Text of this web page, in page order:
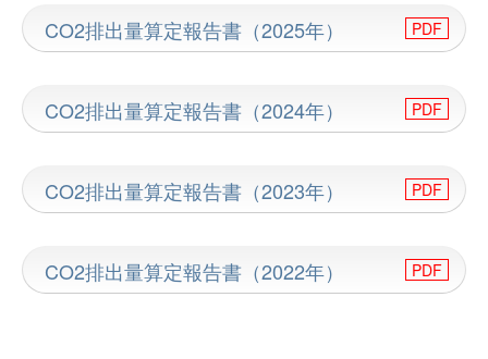
CO2排出量算定報告書（2025年）
CO2排出量算定報告書（2024年）
CO2排出量算定報告書（2023年）
CO2排出量算定報告書（2022年）